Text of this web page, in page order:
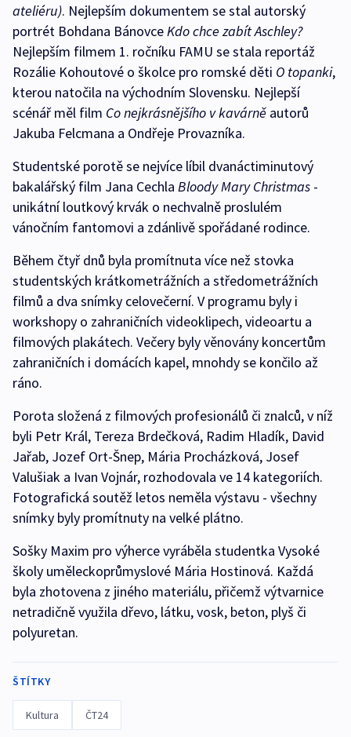
ateliéru). Nejlepším dokumentem se stal autorský
portrét Bohdana Bánovce Kdo chce zabít Aschley?
Nejlepším filmem 1. ročníku FAMU se stala reportáž
Rozálie Kohoutové o školce pro romské děti O topanki,
kterou natočila na východním Slovensku. Nejlepší
scénář měl film Co nejkrásnějšího v kavárně autorů
Jakuba Felcmana a Ondřeje Provazníka.
Studentské porotě se nejvíce líbil dvanáctiminutový
bakalářský film Jana Cechla Bloody Mary Christmas -
unikátní loutkový krvák o nechvalně proslulém
vánočním fantomovi a zdánlivě spořádané rodince.
Během čtyř dnů byla promítnuta více než stovka
studentských krátkometrážních a středometrážních
filmů a dva snímky celovečerní. V programu byly i
workshopy o zahraničních videoklipech, videoartu a
filmových plakátech. Večery byly věnovány koncertům
zahraničních i domácích kapel, mnohdy se končilo až
ráno.
Porota složená z filmových profesionálů či znalců, v níž
byli Petr Král, Tereza Brdečková, Radim Hladík, David
Jařab, Jozef Ort-Šnep, Mária Procházková, Josef
Valušiak a Ivan Vojnár, rozhodovala ve 14 kategoriích.
Fotografická soutěž letos neměla výstavu - všechny
snímky byly promítnuty na velké plátno.
Sošky Maxim pro výherce vyráběla studentka Vysoké
školy uměleckoprůmyslové Mária Hostinová. Každá
byla zhotovena z jiného materiálu, přičemž výtvarnice
netradičně využila dřevo, látku, vosk, beton, plyš či
polyuretan.
ŠTÍTKY
Kultura ČT24